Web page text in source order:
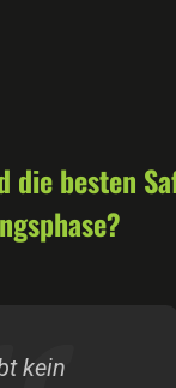
die besten
kein